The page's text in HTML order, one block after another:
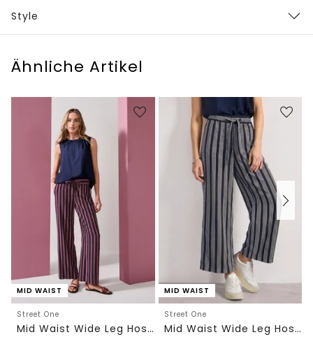
Style
Ähnliche Artikel
MID WAIST
Street One
Mid Waist Wide Leg Hose mit Streifen
MID WAIST
Street One
Mid Waist Wide Leg Hose mit Streifen